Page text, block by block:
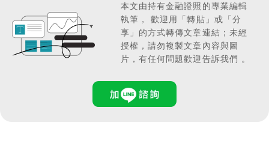
本文由持有金融證照的專業編輯
執筆，
歡迎用「轉貼」或「分
享」的方式轉傳文章連結； 未經
授權，請勿複製文章內容與圖
片，有任何問題歡迎告訴我們 。